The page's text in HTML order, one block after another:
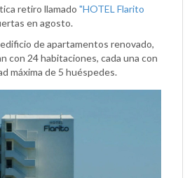
retiro llamado "HOTEL Flarito
en agosto.
de apartamentos renovado,
con 24 habitaciones, cada una con
máxima de 5 huéspedes.